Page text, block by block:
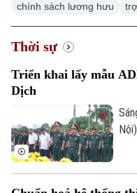
chính sách lương hưu
Thời sự
Triển khai lấy mẫu
Dịch